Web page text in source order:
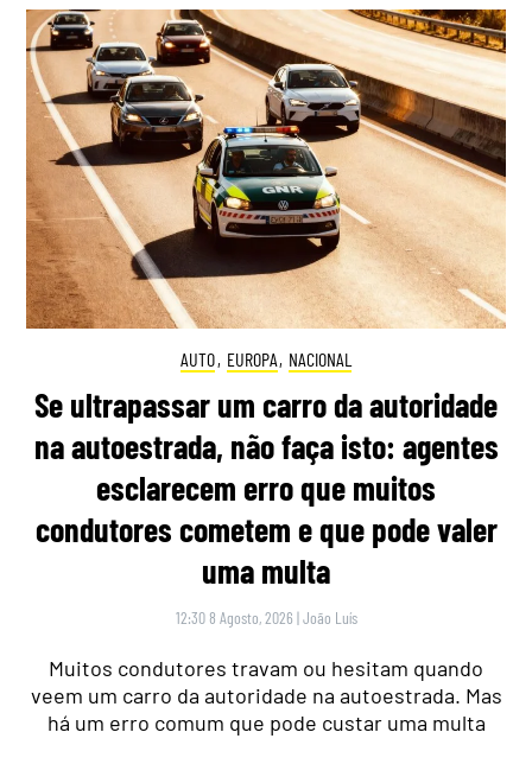
AUTO, EUROPA, NACIONAL
Se ultrapassar um carro da autoridade
na autoestrada, não faça isto: agentes
esclarecem erro que muitos
condutores cometem e que pode valer
uma multa
12:30 8 Agosto, 2026 |João Luís
Muitos condutores travam ou hesitam quando
veem um carro da autoridade na autoestrada. Mas
há um erro comum que pode custar uma multa